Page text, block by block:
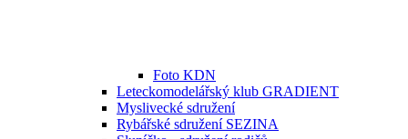
Foto KDN
Leteckomodelářský klub GRADIENT
Myslivecké sdružení
Rybářské sdružení SEZINA